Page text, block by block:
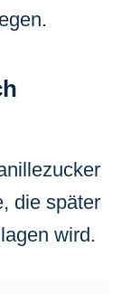
die später
wird.